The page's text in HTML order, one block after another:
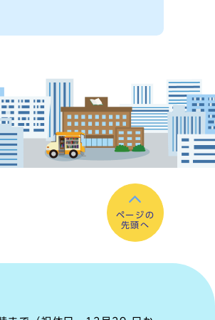
ページの
先頭へ